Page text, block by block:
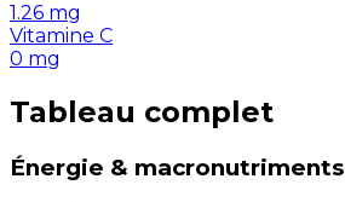
1.26 mg
Vitamine C
0 mg
Tableau complet
Énergie & macronutriments